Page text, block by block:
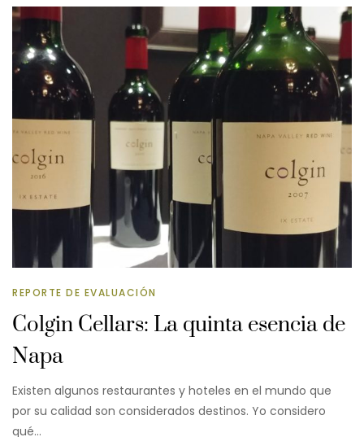
REPORTE DE EVALUACIÓN
Colgin Cellars: La quinta esencia de
Napa
Existen algunos restaurantes y hoteles en el mundo que
por su calidad son considerados destinos. Yo considero
qué…